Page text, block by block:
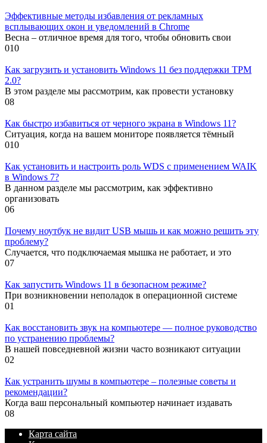
Эффективные методы избавления от рекламных
всплывающих окон и уведомлений в Chrome
Весна – отличное время для того, чтобы обновить свои
010
Как загрузить и установить Windows 11 без поддержки TPM
2.0?
В этом разделе мы рассмотрим, как провести установку
08
Как быстро избавиться от черного экрана в Windows 11?
Ситуация, когда на вашем мониторе появляется тёмный
010
Как установить и настроить роль WDS с применением WAIK
в Windows 7?
В данном разделе мы рассмотрим, как эффективно
организовать
06
Почему ноутбук не видит USB мышь и как можно решить эту
проблему?
Случается, что подключаемая мышка не работает, и это
07
Как запустить Windows 11 в безопасном режиме?
При возникновении неполадок в операционной системе
01
Как восстановить звук на компьютере — полное руководство
по устранению проблемы?
В нашей повседневной жизни часто возникают ситуации
02
Как устранить шумы в компьютере – полезные советы и
рекомендации?
Когда ваш персональный компьютер начинает издавать
08
Карта сайта